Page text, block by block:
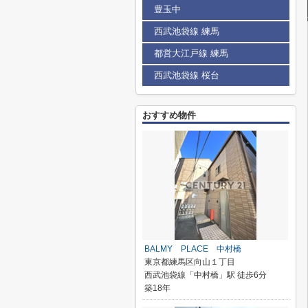
豊玉中
西武池袋線 練馬
都営大江戸線 練馬
西武池袋線 桜台
おすすめ物件
BALMY PLACE 中村橋
東京都練馬区向山１丁目
西武池袋線「中村橋」駅 徒歩6分
築18年